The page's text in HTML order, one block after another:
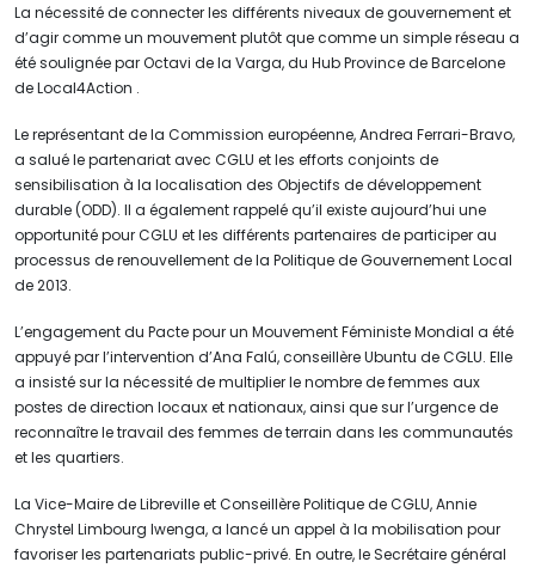
La nécessité de connecter les différents niveaux de gouvernement et
d’agir comme un mouvement plutôt que comme un simple réseau a
été soulignée par Octavi de la Varga, du Hub Province de Barcelone
de Local4Action .
Le représentant de la Commission européenne, Andrea Ferrari-Bravo,
a salué le partenariat avec CGLU et les efforts conjoints de
sensibilisation à la localisation des Objectifs de développement
durable (ODD). Il a également rappelé qu’il existe aujourd’hui une
opportunité pour CGLU et les différents partenaires de participer au
processus de renouvellement de la Politique de Gouvernement Local
de 2013.
L’engagement du Pacte pour un Mouvement Féministe Mondial a été
appuyé par l’intervention d’Ana Falú, conseillère Ubuntu de CGLU. Elle
a insisté sur la nécessité de multiplier le nombre de femmes aux
postes de direction locaux et nationaux, ainsi que sur l’urgence de
reconnaître le travail des femmes de terrain dans les communautés
et les quartiers.
La Vice-Maire de Libreville et Conseillère Politique de CGLU, Annie
Chrystel Limbourg Iwenga, a lancé un appel à la mobilisation pour
favoriser les partenariats public-privé. En outre, le Secrétaire général